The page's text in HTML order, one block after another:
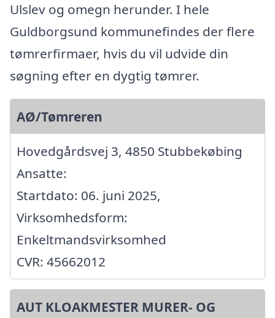
Ulslev og omegn herunder. I hele
Guldborgsund kommunefindes der flere
tømrerfirmaer, hvis du vil udvide din
søgning efter en dygtig tømrer.
AØ/Tømreren
Hovedgårdsvej 3, 4850 Stubbekøbing
Ansatte:
Startdato: 06. juni 2025,
Virksomhedsform:
Enkeltmandsvirksomhed
CVR: 45662012
AUT KLOAKMESTER MURER- OG